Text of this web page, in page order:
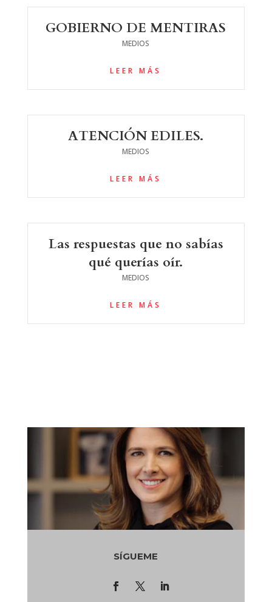
GOBIERNO DE MENTIRAS
MEDIOS
LEER MÁS
ATENCIÓN EDILES.
MEDIOS
LEER MÁS
Las respuestas que no sabías
qué querías oír.
MEDIOS
LEER MÁS
SÍGUEME